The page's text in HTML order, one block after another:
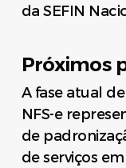
da SEFIN
Próximos
A fase atual
NFS-e
de
de serviços